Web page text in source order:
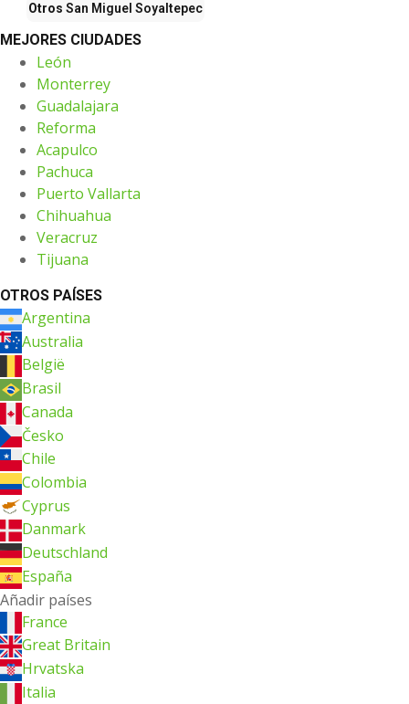
Otros San Miguel Soyaltepec
MEJORES CIUDADES
León
Monterrey
Guadalajara
Reforma
Acapulco
Pachuca
Puerto Vallarta
Chihuahua
Veracruz
Tijuana
OTROS PAÍSES
Argentina
Australia
België
Brasil
Canada
Česko
Chile
Colombia
Cyprus
Danmark
Deutschland
España
Añadir países
France
Great Britain
Hrvatska
Italia